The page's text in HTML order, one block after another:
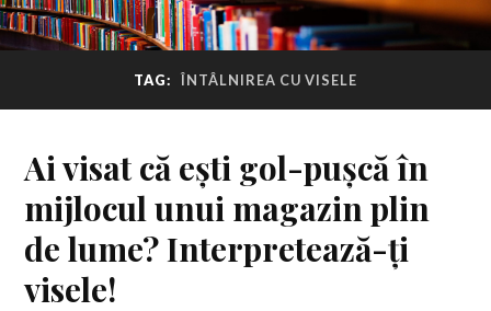
TAG: ÎNTÂLNIREA CU VISELE
Ai visat că ești gol-pușcă în
mijlocul unui magazin plin
de lume? Interpretează-ți
visele!